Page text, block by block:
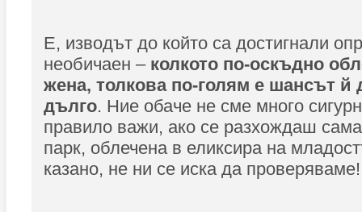
Е, изводът до който са достигнали
необичаен – колкото по-оскъдно
жена, толкова по-голям е шансът й
дълго. Ние обаче не сме много
правило важи, ако се разхождаш
парк, облечена в еликсира на
казано, не ни се иска да проверяваме!